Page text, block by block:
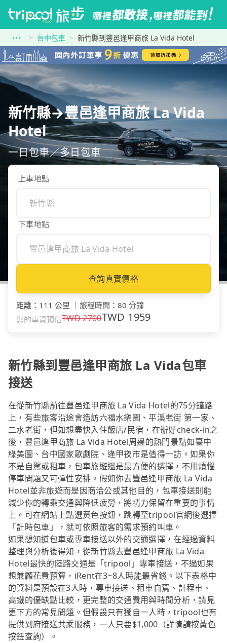
台中包車 新竹縣到豐邑逢甲商旅 La Vida Hotel
新竹縣→豐邑逢甲商旅 La Vida
Hotel
一日包車／多日包車
上車地點
下車地點
查詢真實價格
距離 ： 111 公里 旅程時間 ： 80 分鐘
您的車資預估TWD2700TWD 1959
新竹縣到豐邑逢甲商旅 La Vida包車
接送
在從新竹縣前往豐邑逢甲商旅 La Vida Hotel的75分鐘路
上，有些旅客沿途會造訪六福水樂園、平溪老街 第一家、
二水老街，但如想盡快入住飯店/民宿，在辦好check-in之
後，豐邑逢甲商旅 La Vida Hotel周邊的熱門景點如臺中
綠美圖、台中國家歌劇院、逢甲夜市是值得一訪。如果你
不是自駕或租車，包車旅遊還是最方便的選擇，不用煩惱
停車問題又可彈性安排。假如你去豐邑逢甲商旅 La Vida
Hotel並非旅遊而是因商洽公或其他目的，包車接送則能
減少你的轉乘交通與降低疲勞，將精力保留在重要的事情
上。可在網站上點選黃色按鈕，跳轉至tripool官網後選擇
「計時包車」，就可依照旅客的需求預約叫車。
如果想知道包車或專車接送以外的交通選擇，在經過資料
整理與分析後得知，從新竹縣去豐邑逢甲商旅 La Vida
Hotel最快的陸路交通是「tripool」專車接送，不過如果
想兼顧花費預算，iRent在3~8人時能最省錢。以下表格中
的資料是預設在3人時，專車接送、租車自駕、計程車、
高鐵的優缺點比較，更完整的交通費用與時間分析，請見
更下方的常見問題。但假設只有獨自一人時，tripool也有
提供到府接送共乘服務，一人只要$1,000（詳情請按黃色
按鈕查詢）。